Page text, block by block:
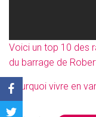
Voici un top 10 des
du barrage de
Pourquoi vivre en